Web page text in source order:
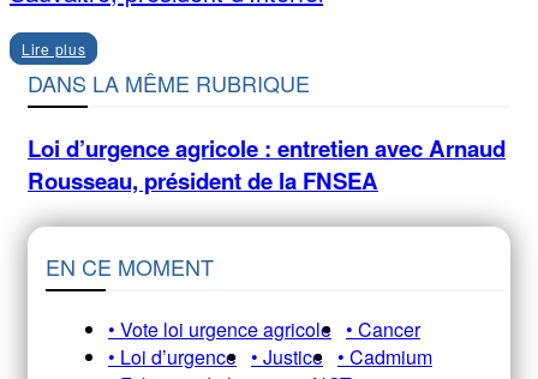
Lire plus
DANS LA MÊME RUBRIQUE
Loi d’urgence agricole : entretien avec Arnaud
Rousseau, président de la FNSEA
EN CE MOMENT
• Vote loi urgence agricole • Cancer
• Loi d’urgence • Justice • Cadmium